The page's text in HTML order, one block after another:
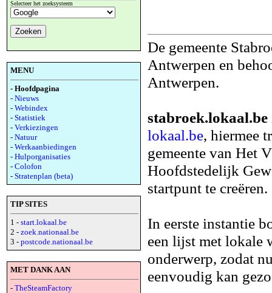
Selecteer het zoeksysteem
MENU
- Hoofdpagina
- Nieuws
- Webindex
- Statistiek
- Verkiezingen
- Natuur
- Werkaanbiedingen
- Hulporganisaties
- Colofon
- Stratenplan (beta)
TIP SITES
1 - start.lokaal.be
2 - zoek.nationaal.be
3 - postcode.nationaal.be
MET DANK AAN
- TheSteamFactory
De gemeente
Antwerpen en
Antwerpen.
stabroek.lokaal.be
lokaal.be, hiermee
gemeente van Het
Hoofdstedelijk
startpunt te creëren.
In eerste instantie
een lijst met lokale
onderwerp, zodat
eenvoudig kan